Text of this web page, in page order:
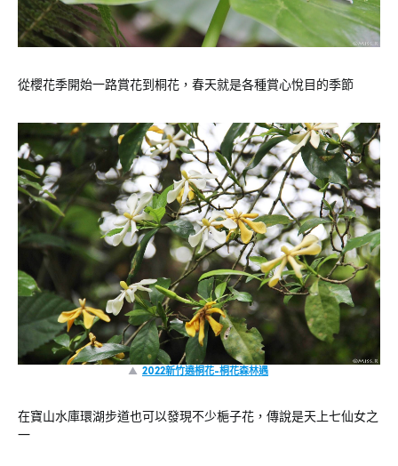
從櫻花季開始一路賞花到桐花，春天就是各種賞心悅目的季節
▲ 2022新竹遶桐花-桐花森林遇
在寶山水庫環湖步道也可以發現不少梔子花，傳說是天上七仙女之
一